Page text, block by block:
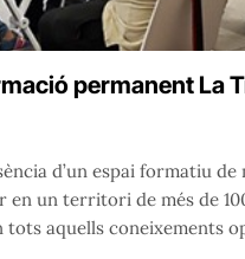
permanent La
d’un espai formatiu
un territori de més de
aquells coneixements